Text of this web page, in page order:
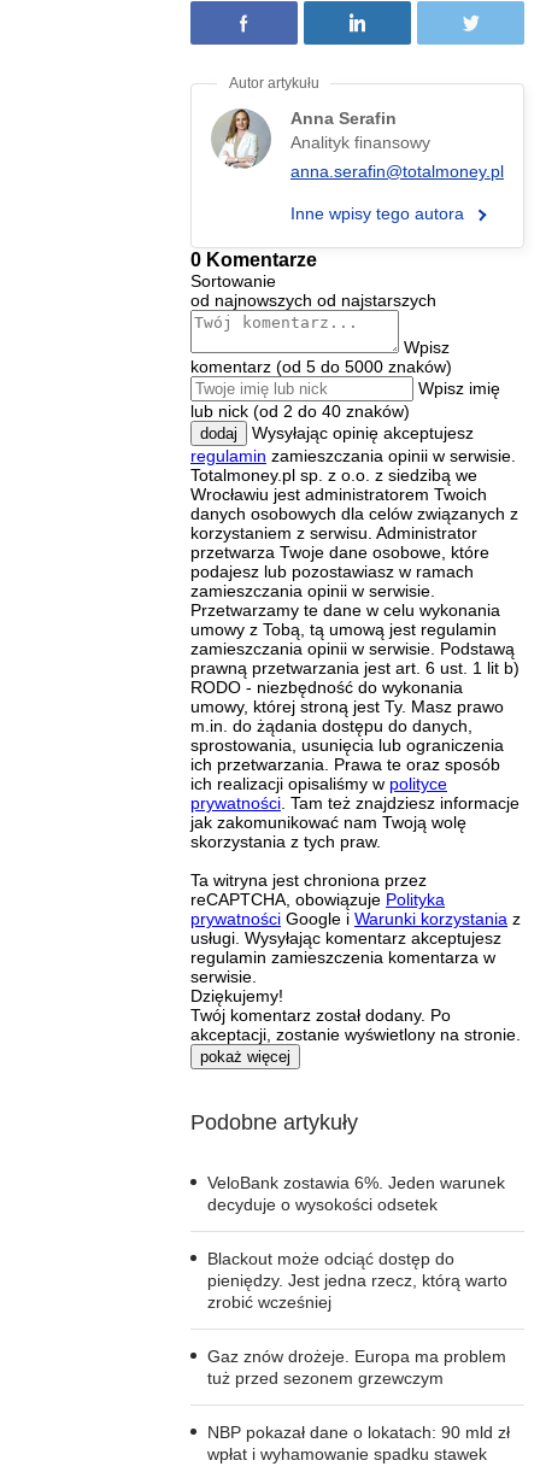
Anna Serafin
Analityk finansowy
anna.serafin@totalmoney.pl
Inne wpisy tego autora
0 Komentarze
Sortowanie
od najnowszych od najstarszych
Wpisz
komentarz (od 5 do 5000 znaków)
Wpisz imię
lub nick (od 2 do 40 znaków)
dodaj
Wysyłając opinię akceptujesz
regulamin zamieszczania opinii w serwisie.
Totalmoney.pl sp. z o.o. z siedzibą we
Wrocławiu jest administratorem Twoich
danych osobowych dla celów związanych z
korzystaniem z serwisu. Administrator
przetwarza Twoje dane osobowe, które
podajesz lub pozostawiasz w ramach
zamieszczania opinii w serwisie.
Przetwarzamy te dane w celu wykonania
umowy z Tobą, tą umową jest regulamin
zamieszczania opinii w serwisie. Podstawą
prawną przetwarzania jest art. 6 ust. 1 lit b)
RODO - niezbędność do wykonania
umowy, której stroną jest Ty. Masz prawo
m.in. do żądania dostępu do danych,
sprostowania, usunięcia lub ograniczenia
ich przetwarzania. Prawa te oraz sposób
ich realizacji opisaliśmy w polityce
prywatności . Tam też znajdziesz informacje
jak zakomunikować nam Twoją wolę
skorzystania z tych praw.
Ta witryna jest chroniona przez
reCAPTCHA, obowiązuje Polityka
prywatności Google i Warunki korzystania z
usługi. Wysyłając komentarz akceptujesz
regulamin zamieszczenia komentarza w
serwisie.
Dziękujemy!
Twój komentarz został dodany. Po
akceptacji, zostanie wyświetlony na stronie.
pokaż więcej
Podobne artykuły
VeloBank zostawia 6%. Jeden warunek
decyduje o wysokości odsetek
Blackout może odciąć dostęp do
pieniędzy. Jest jedna rzecz, którą warto
zrobić wcześniej
Gaz znów drożeje. Europa ma problem
tuż przed sezonem grzewczym
NBP pokazał dane o lokatach: 90 mld zł
wpłat i wyhamowanie spadku stawek